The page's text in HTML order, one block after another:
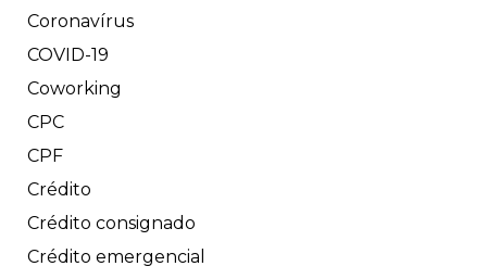
Coronavírus
COVID-19
Coworking
CPC
CPF
Crédito
Crédito consignado
Crédito emergencial